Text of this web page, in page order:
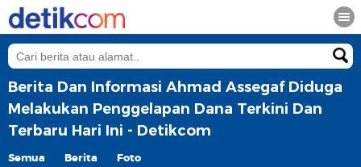
Berita Dan Informasi Ahmad Assegaf Diduga
Melakukan Penggelapan Dana Terkini Dan
Terbaru Hari Ini - Detikcom
Semua Berita Foto